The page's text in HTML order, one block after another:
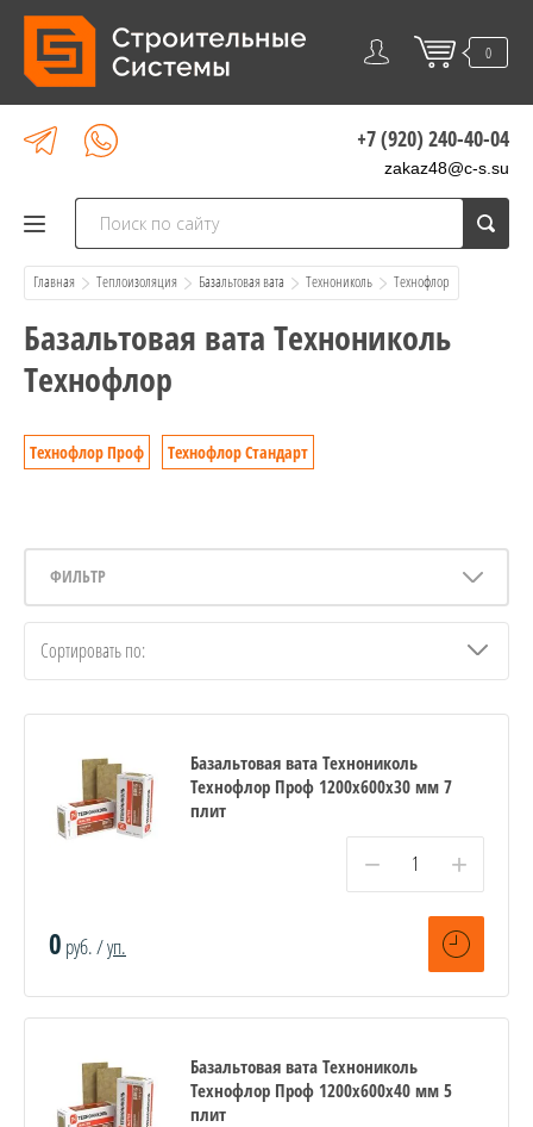
0
+7 (920) 240-40-04
zakaz48@c-s.su
Главная Теплоизоляция Базальтовая вата Технониколь
  Технофлор
Базальтовая вата Технониколь
Технофлор
Технофлор Проф Технофлор Стандарт
ФИЛЬТР
Сортировать по:
Базальтовая вата Технониколь
Технофлор Проф 1200х600х30 мм 7
плит
− +
0 руб. /уп.
Базальтовая вата Технониколь
Технофлор Проф 1200х600х40 мм 5
плит